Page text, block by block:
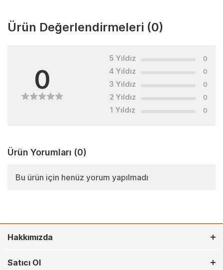
Ürün Değerlendirmeleri (0)
0
5 Yıldız 0
4 Yıldız 0
3 Yıldız 0
2 Yıldız 0
1 Yıldız 0
Ürün Yorumları (0)
Bu ürün için henüz yorum yapılmadı
Hakkımızda
Satıcı Ol